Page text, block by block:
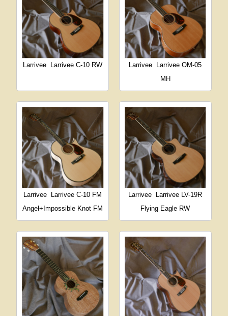
Larrivee Larrivee C-10 RW Larrivee
Larrivee OM-05
MH
Larrivee
Larrivee C-10 FM
Angel+Impossible Knot FM
Larrivee
Larrivee LV-19R
Flying Eagle RW